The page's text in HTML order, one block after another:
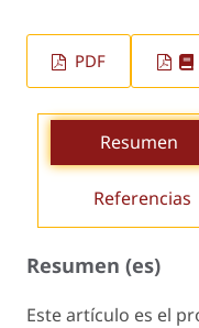
PDF
Resumen
Referencias
Resumen (es)
Este artículo es el